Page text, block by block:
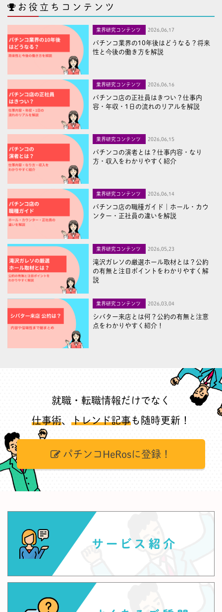
お役立ちコンテンツ
業界研究コンテンツ 2026,06,17
パチンコ業界の10年後はどうなる？将来
性と今後の働き方を解説
業界研究コンテンツ 2026,06,16
パチンコ店の正社員はきつい？仕事内
容・年収・1日の流れのリアルを解説
業界研究コンテンツ 2026,06,15
パチンコの演者とは？仕事内容・なり
方・収入をわかりやすく紹介
業界研究コンテンツ 2026,06,14
パチンコ店の職種ガイド｜ホール・カウ
ンター・正社員の違いを解説
業界研究コンテンツ 2026,05,23
滝沢ガレソの厳選ホール取材とは？公約
の有無と注目ポイントをわかりやすく解
説
業界研究コンテンツ 2026,03,04
シバター来店とは何？公約の有無と注意
点をわかりやすく紹介！
就職・転職情報だけでなく
仕事術、 トレンド記事も随時更新！
パチンコHeRosに登録！